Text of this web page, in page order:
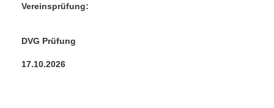
Vereinsprüfung:
DVG Prüfung
17.10.2026